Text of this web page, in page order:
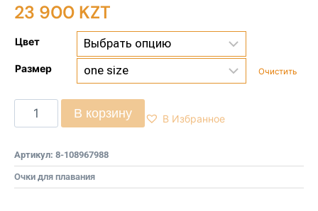
23 900 KZT
Цвет
Размер Очистить
В корзину В Избранное
Артикул: 8-108967988
Очки для плавания